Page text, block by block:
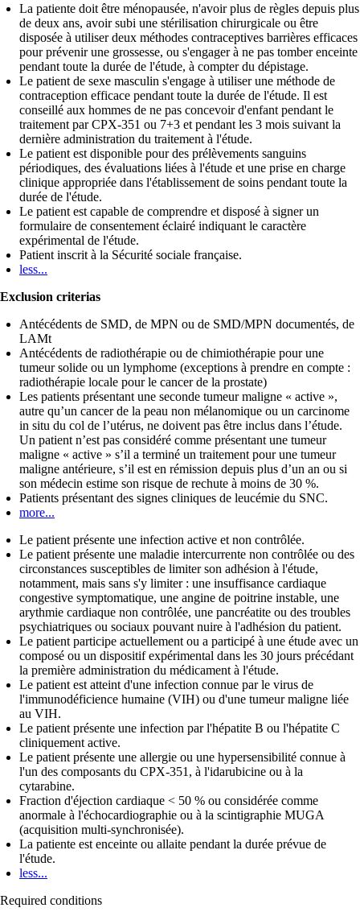
La patiente doit être ménopausée, n'avoir plus de règles depuis plus
de deux ans, avoir subi une stérilisation chirurgicale ou être
disposée à utiliser deux méthodes contraceptives barrières efficaces
pour prévenir une grossesse, ou s'engager à ne pas tomber enceinte
pendant toute la durée de l'étude, à compter du dépistage.
Le patient de sexe masculin s'engage à utiliser une méthode de
contraception efficace pendant toute la durée de l'étude. Il est
conseillé aux hommes de ne pas concevoir d'enfant pendant le
traitement par CPX-351 ou 7+3 et pendant les 3 mois suivant la
dernière administration du traitement à l'étude.
Le patient est disponible pour des prélèvements sanguins
périodiques, des évaluations liées à l'étude et une prise en charge
clinique appropriée dans l'établissement de soins pendant toute la
durée de l'étude.
Le patient est capable de comprendre et disposé à signer un
formulaire de consentement éclairé indiquant le caractère
expérimental de l'étude.
Patient inscrit à la Sécurité sociale française.
less...
Exclusion criterias
Antécédents de SMD, de MPN ou de SMD/MPN documentés, de
LAMt
Antécédents de radiothérapie ou de chimiothérapie pour une
tumeur solide ou un lymphome (exceptions à prendre en compte :
radiothérapie locale pour le cancer de la prostate)
Les patients présentant une seconde tumeur maligne « active »,
autre qu’un cancer de la peau non mélanomique ou un carcinome
in situ du col de l’utérus, ne doivent pas être inclus dans l’étude.
Un patient n’est pas considéré comme présentant une tumeur
maligne « active » s’il a terminé un traitement pour une tumeur
maligne antérieure, s’il est en rémission depuis plus d’un an ou si
son médecin estime son risque de rechute à moins de 30 %.
Patients présentant des signes cliniques de leucémie du SNC.
more...
Le patient présente une infection active et non contrôlée.
Le patient présente une maladie intercurrente non contrôlée ou des
circonstances susceptibles de limiter son adhésion à l'étude,
notamment, mais sans s'y limiter : une insuffisance cardiaque
congestive symptomatique, une angine de poitrine instable, une
arythmie cardiaque non contrôlée, une pancréatite ou des troubles
psychiatriques ou sociaux pouvant nuire à l'adhésion du patient.
Le patient participe actuellement ou a participé à une étude avec un
composé ou un dispositif expérimental dans les 30 jours précédant
la première administration du médicament à l'étude.
Le patient est atteint d'une infection connue par le virus de
l'immunodéficience humaine (VIH) ou d'une tumeur maligne liée
au VIH.
Le patient présente une infection par l'hépatite B ou l'hépatite C
cliniquement active.
Le patient présente une allergie ou une hypersensibilité connue à
l'un des composants du CPX-351, à l'idarubicine ou à la
cytarabine.
Fraction d'éjection cardiaque < 50 % ou considérée comme
anormale à l'échocardiographie ou à la scintigraphie MUGA
(acquisition multi-synchronisée).
La patiente est enceinte ou allaite pendant la durée prévue de
l'étude.
less...
Required conditions